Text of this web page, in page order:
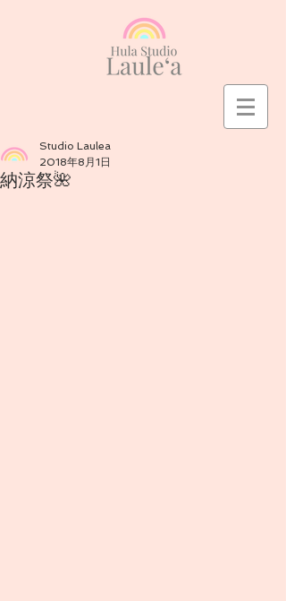
納涼祭🌺
Studio Laulea
2018年8月1日